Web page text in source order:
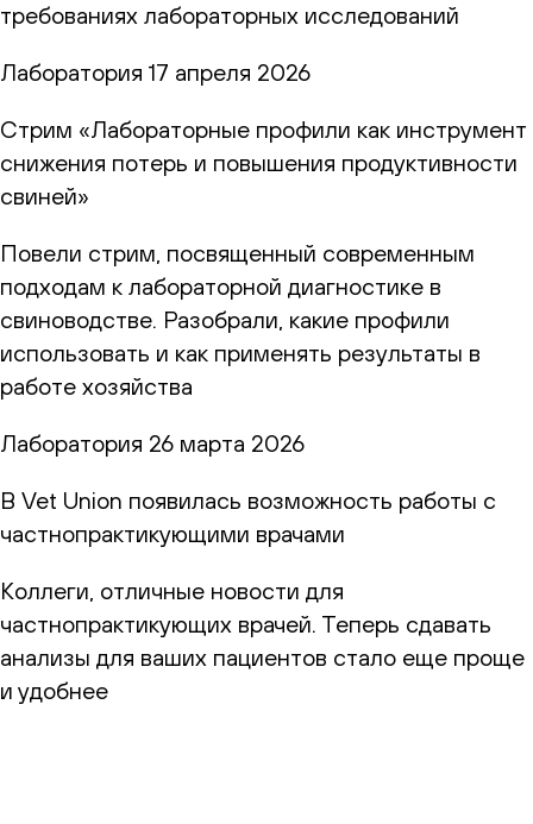
требованиях лабораторных исследований
Лаборатория 17 апреля 2026
Стрим «Лабораторные профили как инструмент
снижения потерь и повышения продуктивности
свиней»
Повели стрим, посвященный современным
подходам к лабораторной диагностике в
свиноводстве. Разобрали, какие профили
использовать и как применять результаты в
работе хозяйства
Лаборатория 26 марта 2026
В Vet Union появилась возможность работы с
частнопрактикующими врачами
Коллеги, отличные новости для
частнопрактикующих врачей. Теперь сдавать
анализы для ваших пациентов стало еще проще
и удобнее